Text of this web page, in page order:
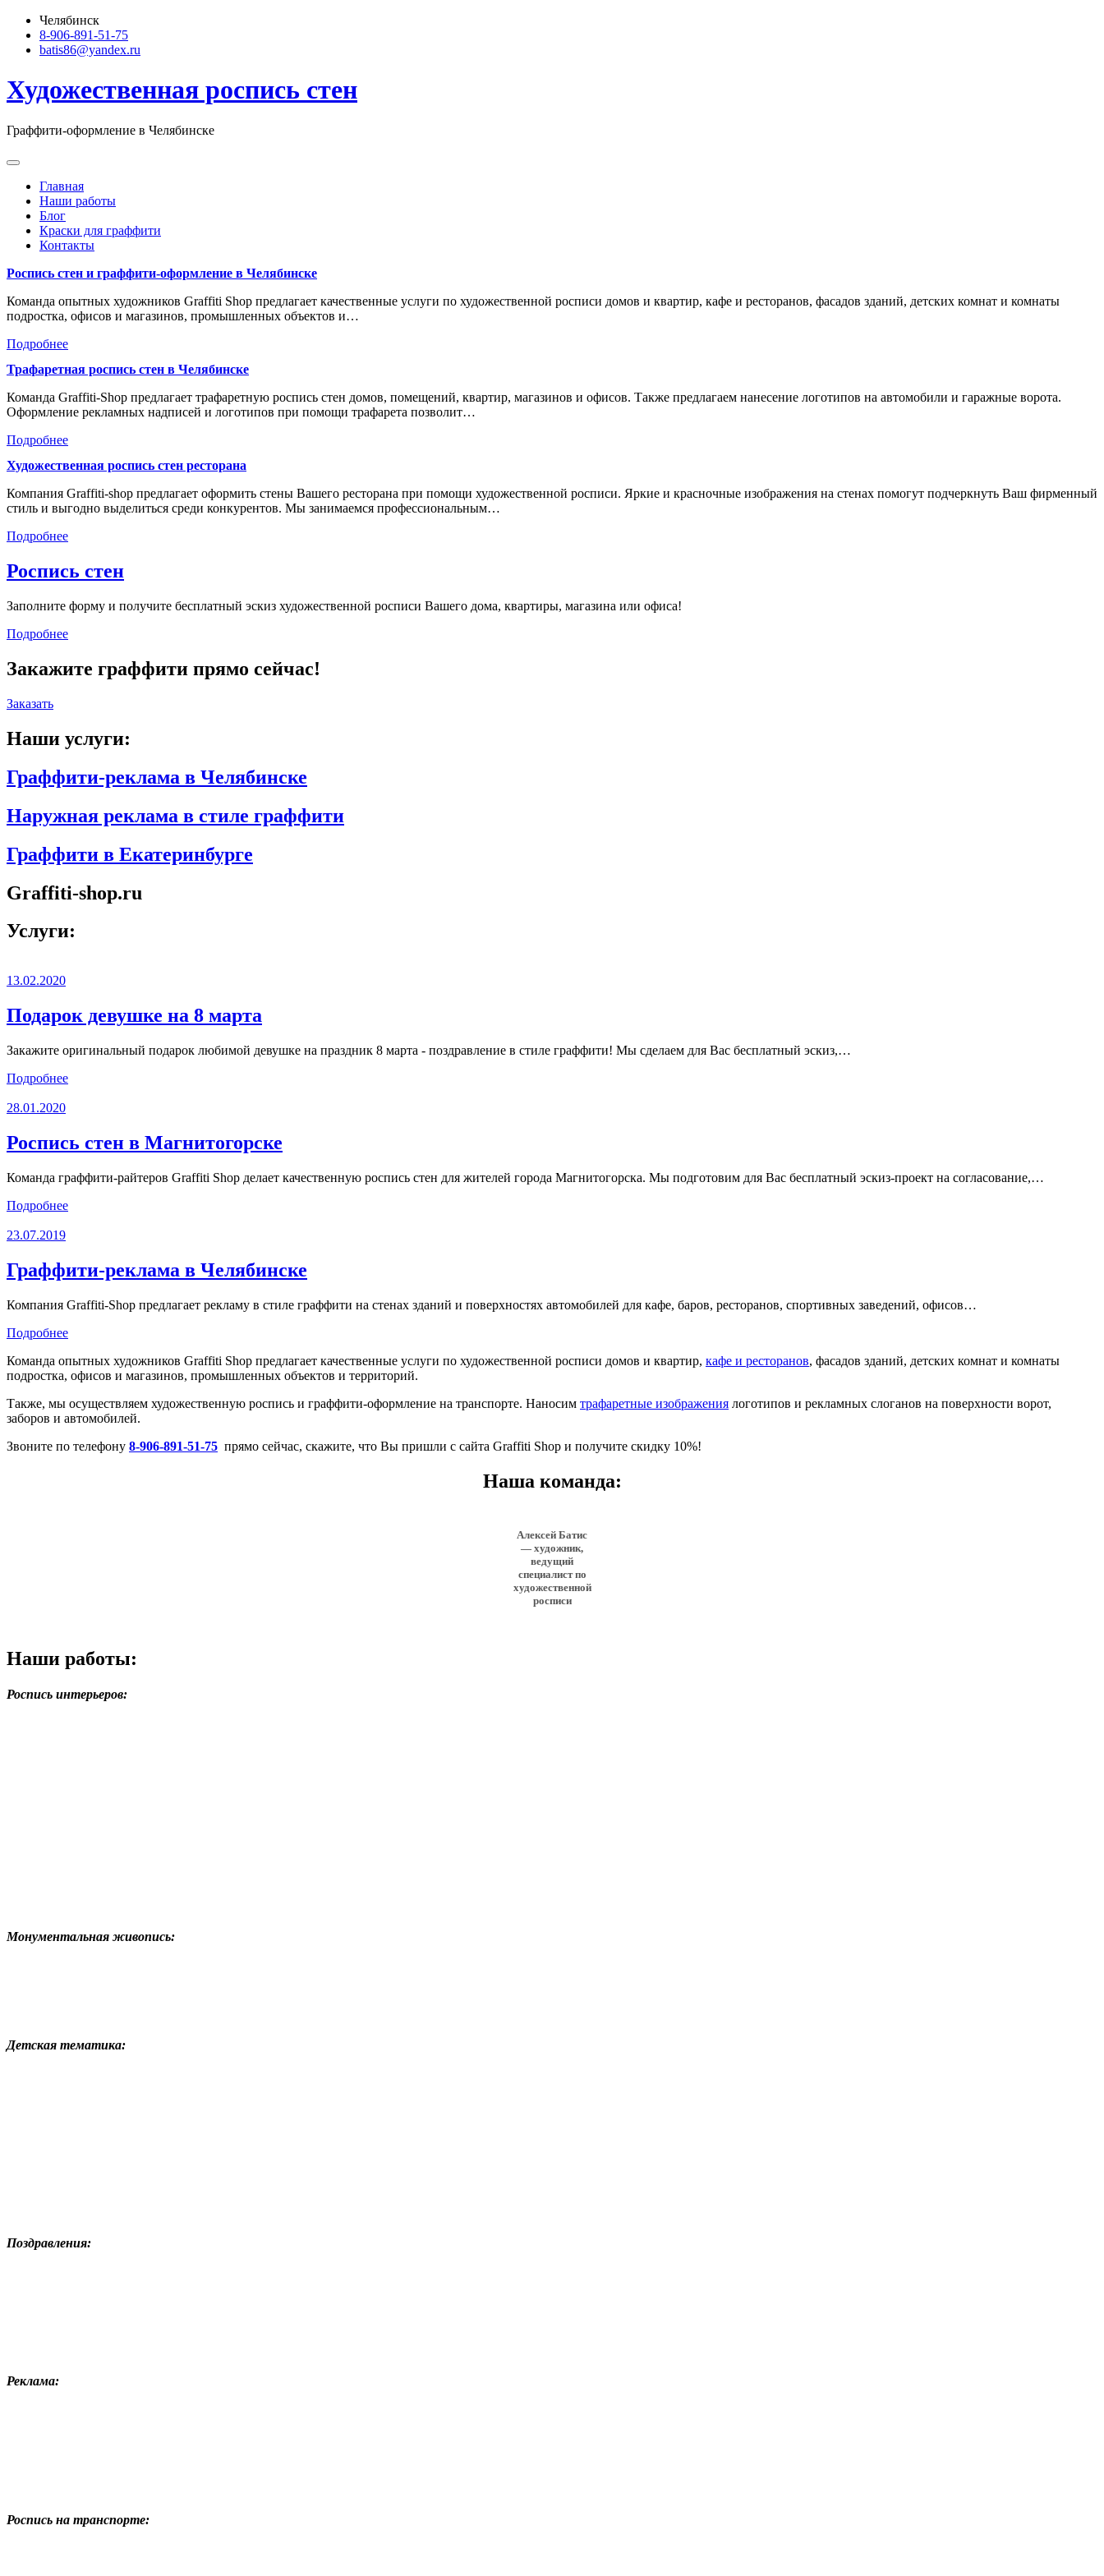
Skip
content
Челябинск
8-906-891-51-75
batis86@yandex.ru
Художественная роспись стен
Граффити-оформление в Челябинске
Главная
Наши работы
Блог
Краски для граффити
Контакты
Роспись стен и граффити-оформление в Челябинске
Команда опытных художников Graffiti Shop предлагает качественные услуги по художественной росписи домов и квартир, кафе и ресторанов, фасадов зданий, детских комнат и комнаты
подростка, офисов и магазинов, промышленных объектов и…
Подробнее
Трафаретная роспись стен в Челябинске
Команда Graffiti-Shop предлагает трафаретную роспись стен домов, помещений, квартир, магазинов и офисов. Также предлагаем нанесение логотипов на автомобили и гаражные ворота.
Оформление рекламных надписей и логотипов при помощи трафарета позволит…
Подробнее
Художественная роспись стен ресторана
Компания Graffiti-shop предлагает оформить стены Вашего ресторана при помощи художественной росписи. Яркие и красночные изображения на стенах помогут подчеркнуть Ваш фирменный
стиль и выгодно выделиться среди конкурентов. Мы занимаемся профессиональным…
Подробнее
Роспись стен
Заполните форму и получите бесплатный эскиз художественной росписи Вашего дома, квартиры, магазина или офиса!
Подробнее
Закажите граффити прямо сейчас!
Заказать
Наши услуги:
Граффити-реклама в Челябинске
Наружная реклама в стиле граффити
Граффити в Екатеринбурге
Graffiti-shop.ru
Услуги:
13.02.2020
Подарок девушке на 8 марта
Закажите оригинальный подарок любимой девушке на праздник 8 марта - поздравление в стиле граффити! Мы сделаем для Вас бесплатный эскиз,…
Подробнее
28.01.2020
Роспись стен в Магнитогорске
Команда граффити-райтеров Graffiti Shop делает качественную роспись стен для жителей города Магнитогорска. Мы подготовим для Вас бесплатный эскиз-проект на согласование,…
Подробнее
23.07.2019
Граффити-реклама в Челябинске
Компания Graffiti-Shop предлагает рекламу в стиле граффити на стенах зданий и поверхностях автомобилей для кафе, баров, ресторанов, спортивных заведений, офисов…
Подробнее
Команда опытных художников Graffiti Shop предлагает качественные услуги по художественной росписи домов и квартир, кафе и ресторанов, фасадов зданий, детских комнат и комнаты
подростка, офисов и магазинов, промышленных объектов и территорий.
Также, мы осуществляем художественную роспись и граффити-оформление на транспорте. Наносим трафаретные изображения логотипов и рекламных слоганов на поверхности ворот,
заборов и автомобилей.
Звоните по телефону 8-906-891-51-75 прямо сейчас, скажите, что Вы пришли с сайта Graffiti Shop и получите скидку 10%!
Наша команда:
Алексей Батис
— художник,
ведущий
специалист по
художественной
росписи
Наши работы:
Роспись интерьеров:
Монументальная живопись:
Детская тематика:
Поздравления:
Реклама:
Роспись на транспорте: